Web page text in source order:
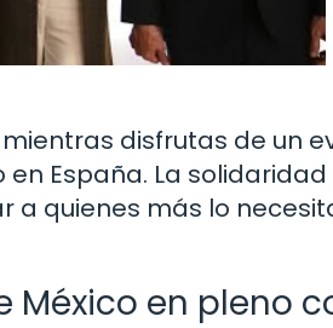
disfrutas de un
España. La
a quienes más lo
en pleno